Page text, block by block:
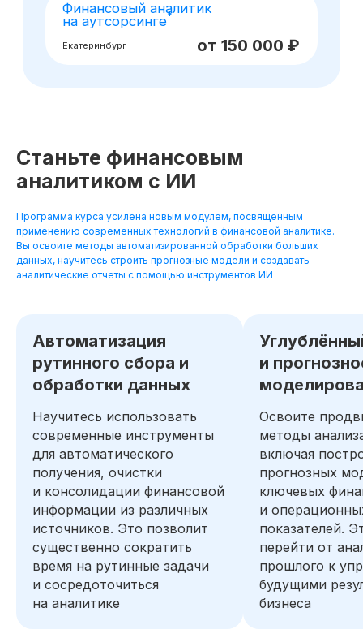
Станьте финансовым
аналитиком с ИИ
Программа курса усилена новым модулем, посвященным
применению современных технологий в финансовой аналитике.
Вы освоите методы автоматизированной обработки больших
данных, научитесь строить прогнозные модели и создавать
аналитические отчеты с помощью инструментов ИИ
Автоматизация
рутинного сбора и
обработки данных
Научитесь использовать
современные инструменты
для автоматического
получения, очистки
и консолидации финансовой
информации из различных
источников. Это позволит
существенно сократить
время на рутинные задачи
и сосредоточиться
на аналитике
и
Освоите
методы
включая
прогнозных
ключевых
и
показателей.
перейти от
прошлого к
будущими
бизнеса